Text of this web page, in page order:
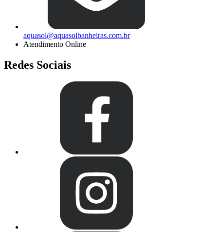
aquasol@aquasolbanheiras.com.br
Atendimento Online
Redes Sociais